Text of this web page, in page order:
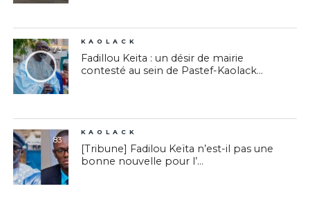
73
KAOLACK
Fadillou Keita : un désir de mairie
contesté au sein de Pastef-Kaolack...
83
KAOLACK
[Tribune] Fadilou Keïta n’est-il pas une
bonne nouvelle pour l’...